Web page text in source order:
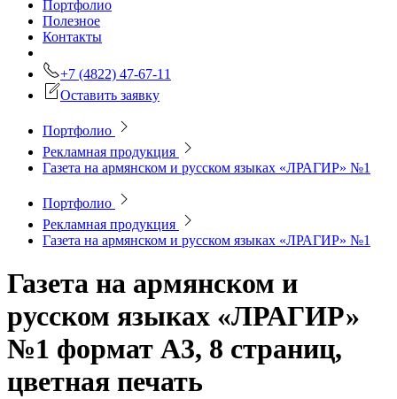
Портфолио
Полезное
Контакты
+7 (4822) 47-67-11
Оставить заявку
Портфолио
Рекламная продукция
Газета на армянском и русском языках «ЛРАГИР» №1
Портфолио
Рекламная продукция
Газета на армянском и русском языках «ЛРАГИР» №1
Газета на армянском и
русском языках «ЛРАГИР»
№1 формат А3, 8 страниц,
цветная печать